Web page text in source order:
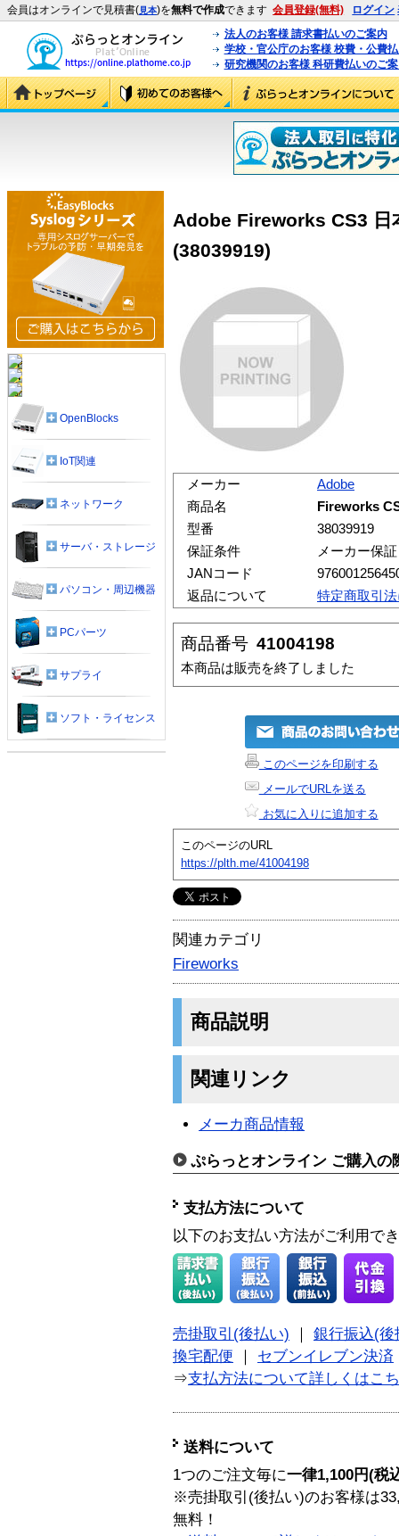
会員はオンラインで見積書(見本)を無料で作成できます 会員登録(無料) ログイン
法人のお客様 請求書払いのご案内
学校・官公庁のお客様 校費・公費
研究機関のお客様 科研費払いのご
Adobe Fireworks CS3 日
(38039919)
メーカー
Adobe
商品名
Fireworks
型番
38039919
保証条件
メーカー保証
JANコード
返品について
特定商取引
商品番号 41004198
本商品は販売を終了しました
このページを印刷する
メールでURLを送る
お気に入りに追加する
このページのURL
https://plth.me/41004198
関連カテゴリ
Fireworks
商品説明
関連リンク
メーカ商品情報
ぷらっとオンライン ご購入の
支払方法について
以下のお支払い方法がご利用で
売掛取引(後払い)
銀行振込(後
換宅配便
セブンイレブン決済
⇒支払方法について詳しくはこ
送料について
1つのご注文毎に一律1,100円(税
※売掛取引(後払い)のお客様は
無料！
OpenBlocks
IoT関連
ネットワーク
サーバ・ストレージ
パソコン・周辺機器
PCパーツ
サプライ
ソフト・ライセンス